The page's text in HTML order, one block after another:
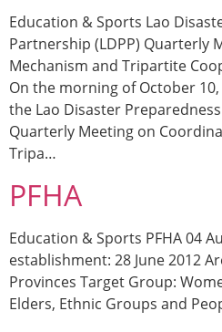
Education & Sports Lao
Partnership (LDPP) Quarterly
Mechanism and Tripartite
On the morning of October
the Lao Disaster
Quarterly Meeting on
Tripa…
PFHA
Education & Sports PFHA 04
establishment: 28 June 2012
Provinces Target Group:
Elders, Ethnic Groups and